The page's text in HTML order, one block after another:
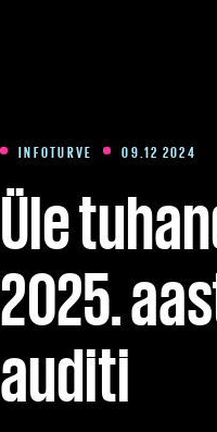
INFOTURVE 09.12 2024
Üle
2025.
auditi